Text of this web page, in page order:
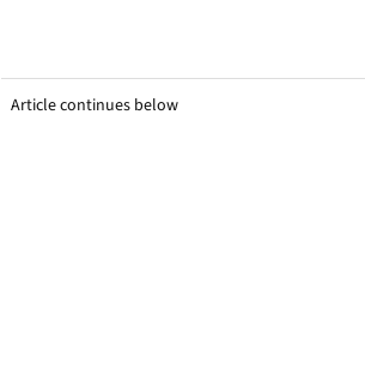
Article continues below